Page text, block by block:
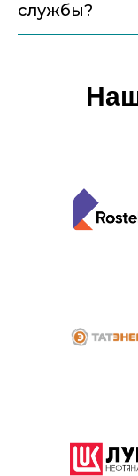
службы?